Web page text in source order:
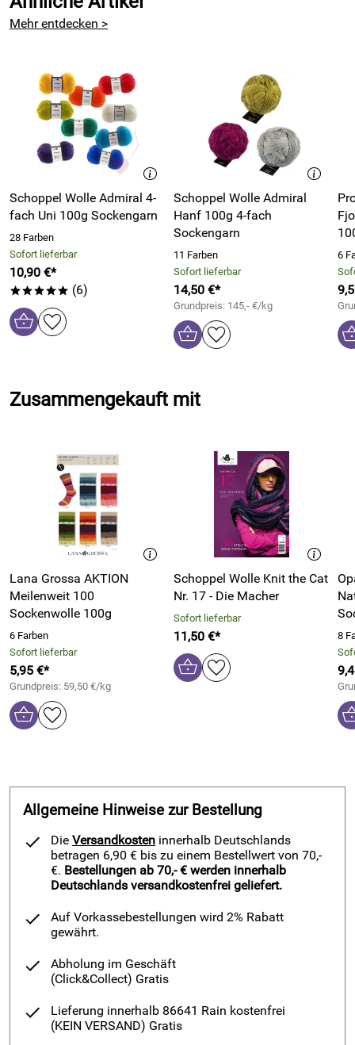
Mehr entdecken >
Schoppel Wolle Admiral 4-
fach Uni 100g Sockengarn
28 Farben
Sofort lieferbar
10,90 €*
***** (6)
Schoppel Wolle Admiral
Hanf 100g 4-fach
Sockengarn
11 Farben
Sofort lieferbar
14,50 €*
Grundpreis: 145,- €/kg
6
Zusammengekauft mit
Lana Grossa AKTION
Meilenweit 100
Sockenwolle 100g
6 Farben
Sofort lieferbar
5,95 €*
Grundpreis: 59,50 €/kg
Schoppel Wolle Knit the Cat
Nr. 17 - Die Macher
Sofort lieferbar
11,50 €*
8
Allgemeine Hinweise zur Bestellung
Die Versandkosten innerhalb Deutschlands
betragen 6,90 € bis zu einem Bestellwert von 70,-
€. Bestellungen ab 70,- € werden innerhalb
Deutschlands versandkostenfrei geliefert.
Auf Vorkassebestellungen wird 2% Rabatt
gewährt.
Abholung im Geschäft
(Click&Collect) Gratis
Lieferung innerhalb 86641 Rain kostenfrei
(KEIN VERSAND) Gratis